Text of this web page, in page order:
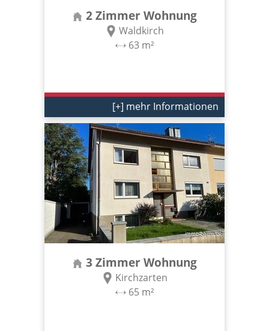
2 Zimmer Wohnung
Waldkirch
63 m²
[+] mehr Informationen
3 Zimmer Wohnung
Kirchzarten
65 m²